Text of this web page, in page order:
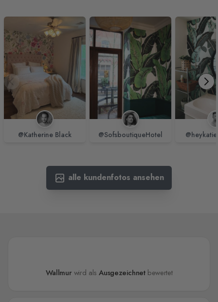
@Katherine Black @SofsboutiqueHotel
alle kundenfotos ansehen
Wallmur wird alsAusgezeichnetbewertet